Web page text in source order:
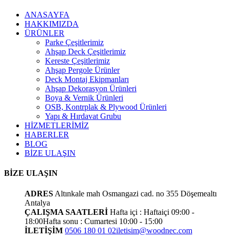
ANASAYFA
HAKKIMIZDA
ÜRÜNLER
Parke Çeşitlerimiz
Ahşap Deck Çeşitlerimiz
Kereste Çeşitlerimiz
Ahşap Pergole Ürünler
Deck Montaj Ekipmanları
Ahşap Dekorasyon Ürünleri
Boya & Vernik Ürünleri
OSB, Kontrplak & Plywood Ürünleri
Yapı & Hırdavat Grubu
HİZMETLERİMİZ
HABERLER
BLOG
BİZE ULAŞIN
BİZE ULAŞIN
ADRES Altınkale mah Osmangazi cad. no 355 Döşemealtı
Antalya
ÇALIŞMA SAATLERİ Hafta içi : Haftaiçi 09:00 -
18:00Hafta sonu : Cumartesi 10:00 - 15:00
İLETİŞİM 0506 180 01 02iletisim@woodnec.com